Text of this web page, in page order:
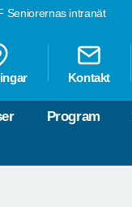
Seniorernas intranät
Kontakt
Program